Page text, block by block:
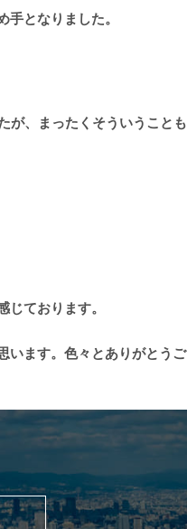
となりました。
が、まったくそういうこと
ております。
ます。色々とありがとうご